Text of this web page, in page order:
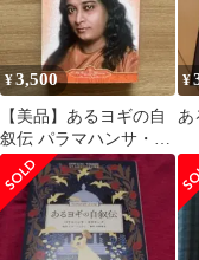
¥3,500
【美品】あるヨギの自
叙伝 パラマハンサ・ヨ
ガナンダ
¥
あ